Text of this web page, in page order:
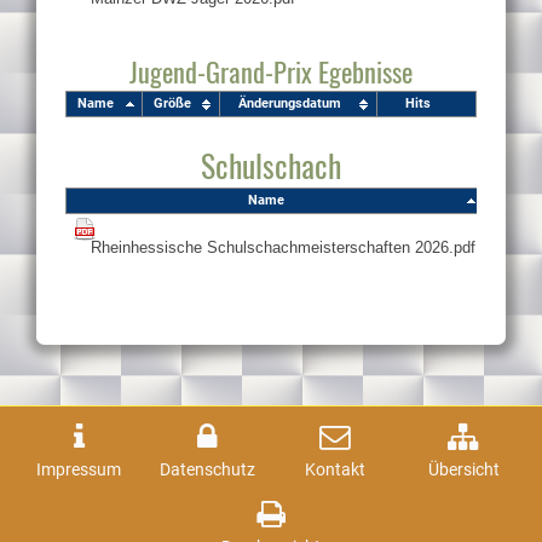
Jugend-Grand-Prix Egebnisse
Name Größe Änderungsdatum Hits
Schulschach
Name
Impressum Datenschutz Kontakt Übersicht